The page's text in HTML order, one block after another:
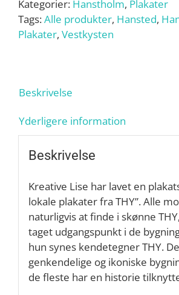
Kategorier: Hanstholm, Plakater
Tags:Alle produkter, Hansted,
Plakater, Vestkysten
Beskrivelse
Yderligere information
Beskrivelse
Kreative Lise har lavet en
lokale plakater fra THY”. Alle
naturligvis at finde i skønne
taget udgangspunkt i de
hun synes kendetegner THY. De
genkendelige og ikoniske
de fleste har en historie